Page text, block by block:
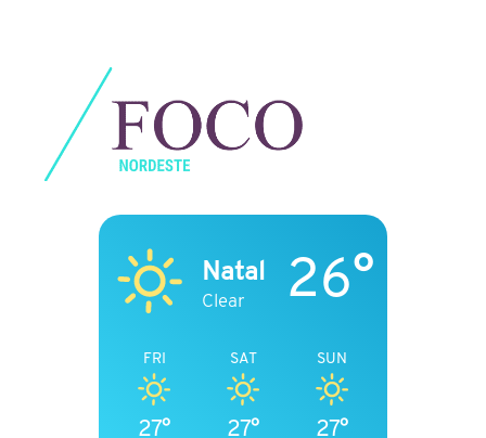
Natal
Clear 26°
FRI
27°
SAT
27°
SUN
27°